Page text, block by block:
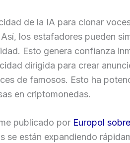
de la IA para clonar
los estafadores pueden
Esto genera confianza
dirigida para crear
de famosos. Esto ha
en criptomonedas.
publicado por Europol
se están expandiendo